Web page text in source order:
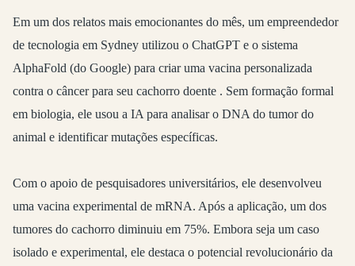
Em um dos relatos mais emocionantes do mês, um empreendedor
de tecnologia em Sydney utilizou o ChatGPT e o sistema
AlphaFold (do Google) para criar uma vacina personalizada
contra o câncer para seu cachorro doente . Sem formação formal
em biologia, ele usou a IA para analisar o DNA do tumor do
animal e identificar mutações específicas.
Com o apoio de pesquisadores universitários, ele desenvolveu
uma vacina experimental de mRNA. Após a aplicação, um dos
tumores do cachorro diminuiu em 75%. Embora seja um caso
isolado e experimental, ele destaca o potencial revolucionário da